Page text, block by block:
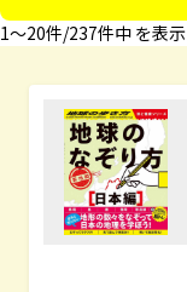
1〜20件/237件中 を表示